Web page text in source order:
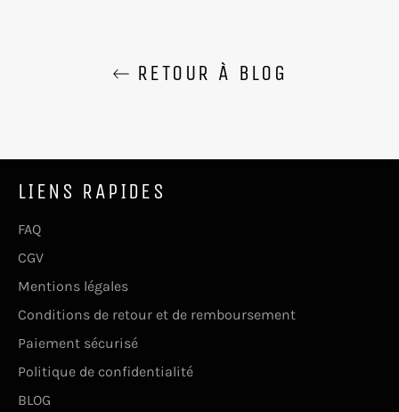
RETOUR À BLOG
LIENS RAPIDES
FAQ
CGV
Mentions légales
Conditions de retour et de remboursement
Paiement sécurisé
Politique de confidentialité
BLOG